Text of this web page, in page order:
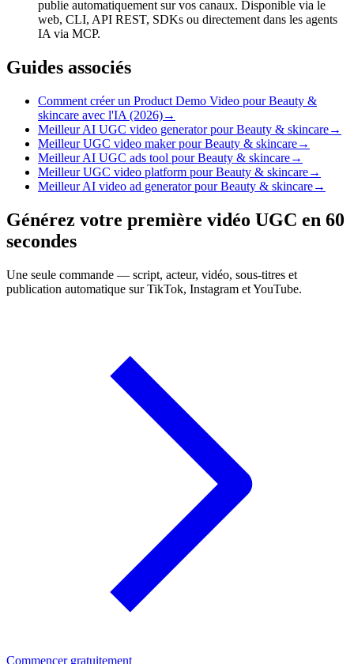
publie automatiquement sur vos canaux. Disponible via le
web, CLI, API REST, SDKs ou directement dans les agents
IA via MCP.
Guides associés
Comment créer un Product Demo Video pour Beauty &
skincare avec l'IA (2026)→
Meilleur AI UGC video generator pour Beauty & skincare→
Meilleur UGC video maker pour Beauty & skincare→
Meilleur AI UGC ads tool pour Beauty & skincare→
Meilleur UGC video platform pour Beauty & skincare→
Meilleur AI video ad generator pour Beauty & skincare→
Générez votre première vidéo UGC en 60
secondes
Une seule commande — script, acteur, vidéo, sous-titres et
publication automatique sur TikTok, Instagram et YouTube.
Commencer gratuitement